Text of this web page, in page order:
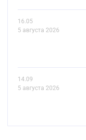
16.05
5 августа 2026
14.09
5 августа 2026